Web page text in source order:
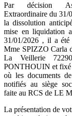
Par décision
Extraordinaire du 31/
la dissolution
mise en liquidation
31/01/2026 , il a été
Mme SPIZZO Carla
La Veillerie
PONTHOUIN et fixé
où les documents
notifiés au siège
faite au RCS de LE
La présentation de